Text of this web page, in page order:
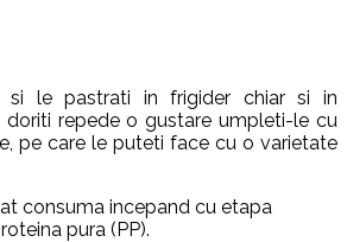
si le pastrati in frigider chiar si in
doriti repede o gustare umpleti-le cu
pe care le puteti face cu o varietate
consuma incepand cu etapa
pura (PP).